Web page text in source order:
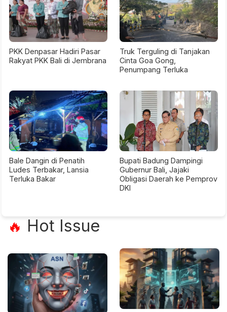
PKK Denpasar Hadiri Pasar
Rakyat PKK Bali di Jembrana
Truk Terguling di Tanjakan
Cinta Goa Gong,
Penumpang Terluka
Bale Dangin di Penatih
Ludes Terbakar, Lansia
Terluka Bakar
Bupati Badung Dampingi
Gubernur Bali, Jajaki
Obligasi Daerah ke Pemprov
DKI
🔥 Hot Issue